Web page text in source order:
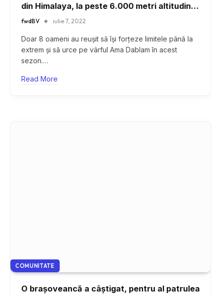
din Himalaya, la peste 6.000 metri altitudine,
chiar în noaptea de Înviere
fwdBV iulie 7, 2022
Doar 8 oameni au reușit să își forțeze limitele până la
extrem și să urce pe vârful Ama Dablam în acest
sezon.…
Read More
COMUNITATE
O brașoveancă a câștigat, pentru al patrulea